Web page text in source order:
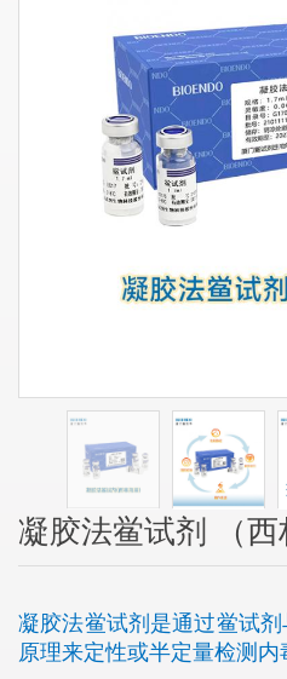
凝胶法鲎试剂 （西
凝胶法鲎试剂是通过鲎试
原理来定性或半定量检测内